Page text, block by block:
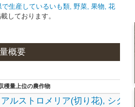
で生産しているいも類, 野菜, 果物, 花
しております。
概要
穫量上位の農作物
アルストロメリア(切り花), シク